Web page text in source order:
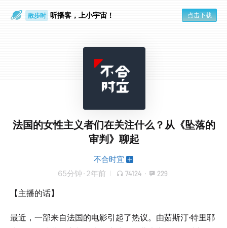
散步时 听播客，上小宇宙！ 点击下载
法国的女性主义者们在关注什么？从《坠落的
审判》聊起
不合时宜
65分钟 · 2年前 74124 · 229
【主播的话】
最近，一部来自法国的电影引起了热议。由茹斯汀·特里耶